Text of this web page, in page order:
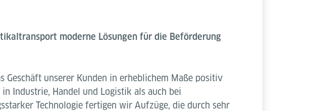
moderne Lösungen für die Beförderung
unserer Kunden in erheblichem Maße positiv
Industrie, Handel und Logistik als auch bei
Technologie fertigen wir Aufzüge, die durch sehr